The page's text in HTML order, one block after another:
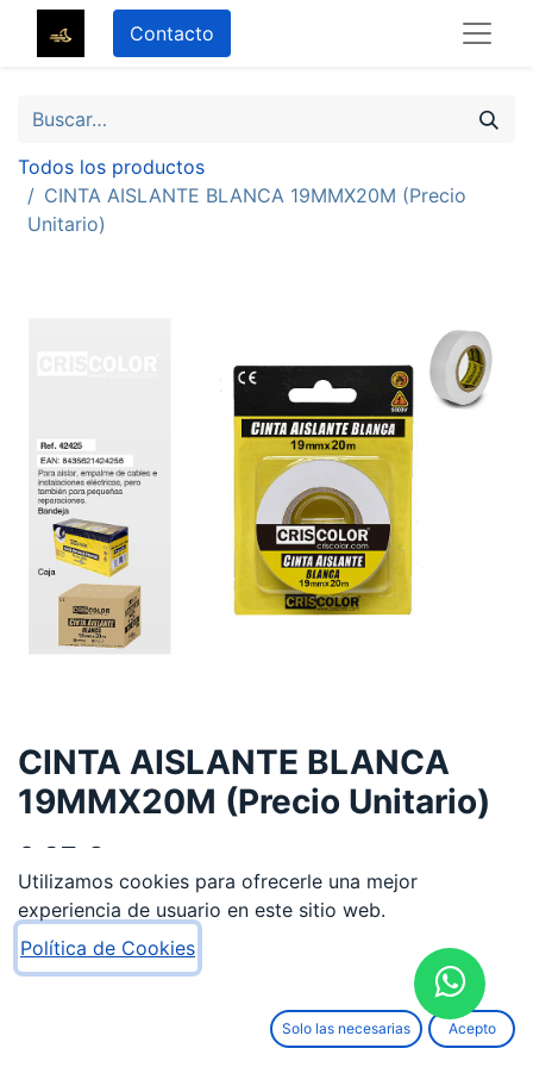
Contacto
Todos los productos
CINTA AISLANTE BLANCA 19MMX20M (Precio
Unitario)
CINTA AISLANTE BLANCA
19MMX20M (Precio Unitario)
0,97 €
Utilizamos cookies para ofrecerle una mejor
experiencia de usuario en este sitio web.
Política de Cookies
Solo las necesarias Acepto